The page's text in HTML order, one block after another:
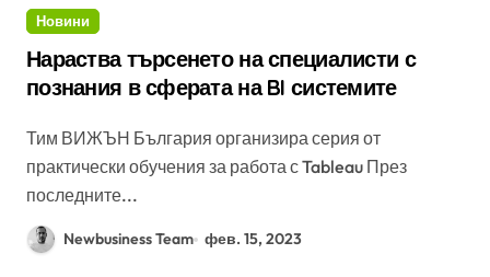
Новини
Нараства търсенето на специалисти с
познания в сферата на BI системите
Тим ВИЖЪН България организира серия от
практически обучения за работа с Tableau През
последните...
Newbusiness Team фев. 15, 2023